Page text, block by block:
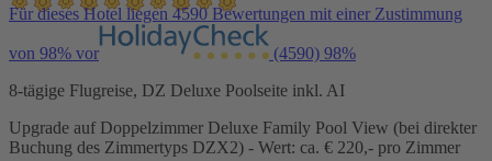
Für dieses Hotel liegen 4590 Bewertungen mit einer Zustimmung
von 98% vor (4590) 98%
8-tägige Flugreise, DZ Deluxe Poolseite inkl. AI
Upgrade auf Doppelzimmer Deluxe Family Pool View (bei direkter
Buchung des Zimmertyps DZX2) - Wert: ca. € 220,- pro Zimmer